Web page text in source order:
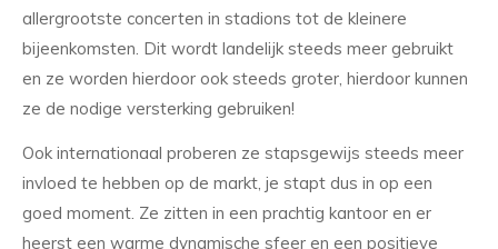
allergrootste concerten in stadions tot de kleinere
bijeenkomsten. Dit wordt landelijk steeds meer gebruikt
en ze worden hierdoor ook steeds groter, hierdoor kunnen
ze de nodige versterking gebruiken!
Ook internationaal proberen ze stapsgewijs steeds meer
invloed te hebben op de markt, je stapt dus in op een
goed moment. Ze zitten in een prachtig kantoor en er
heerst een warme dynamische sfeer en een positieve